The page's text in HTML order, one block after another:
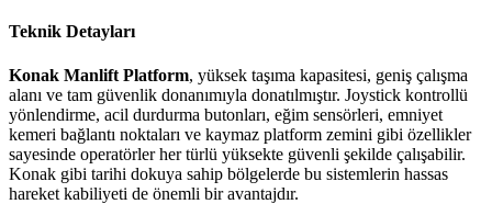
Teknik Detayları
Konak Manlift Platform, yüksek taşıma kapasitesi, geniş çalışma
alanı ve tam güvenlik donanımıyla donatılmıştır. Joystick kontrollü
yönlendirme, acil durdurma butonları, eğim sensörleri, emniyet
kemeri bağlantı noktaları ve kaymaz platform zemini gibi özellikler
sayesinde operatörler her türlü yüksekte güvenli şekilde çalışabilir.
Konak gibi tarihi dokuya sahip bölgelerde bu sistemlerin hassas
hareket kabiliyeti de önemli bir avantajdır.